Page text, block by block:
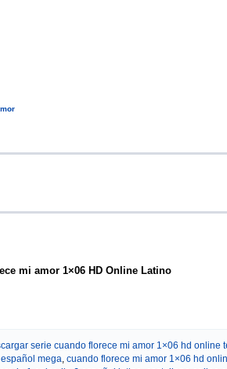
mi amor 1×06 HD Online Latino
serie cuando florece mi amor 1×06 hd online
mega cuando florece mi amor 1×06 hd